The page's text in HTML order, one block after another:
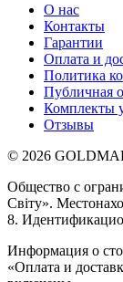
О нас
Контакты
Гарантии
Оплата и
Политика
Публичная
Комплекты
Отзывы
© 2026
Общество с
Світу».
8.
Информация о
«Оплата и